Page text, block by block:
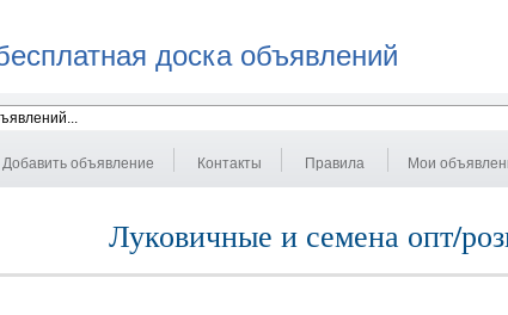
доска объявлений
Добавить объявление Контакты Правила Мои
Луковичные и семена опт/